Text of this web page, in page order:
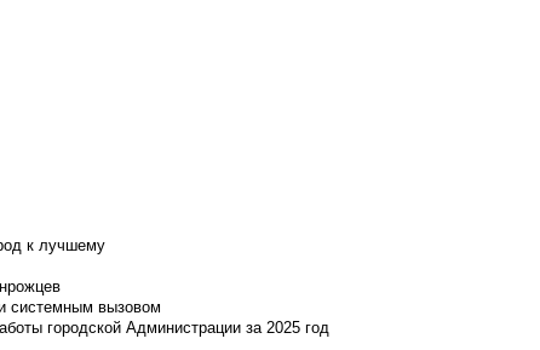
к лучшему
системным вызовом
городской Администрации за 2025 год